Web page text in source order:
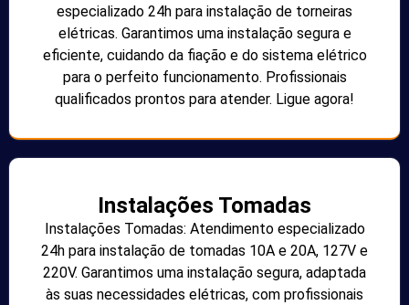
especializado 24h para instalação de torneiras
elétricas. Garantimos uma instalação segura e
eficiente, cuidando da fiação e do sistema elétrico
para o perfeito funcionamento. Profissionais
qualificados prontos para atender. Ligue agora!
Instalações Tomadas
Instalações Tomadas: Atendimento especializado
24h para instalação de tomadas 10A e 20A, 127V e
220V. Garantimos uma instalação segura, adaptada
às suas necessidades elétricas, com profissionais